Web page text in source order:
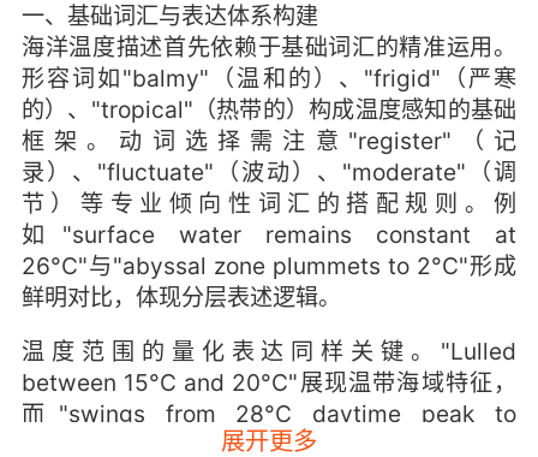
一、基础词汇与表达体系构建
海洋温度描述首先依赖于基础词汇的精准运用。
形容词如"balmy"（温和的）、"frigid"（严寒
的）、"tropical"（热带的）构成温度感知的基础
框架。动词选择需注意"register"（记
录）、"fluctuate"（波动）、"moderate"（调
节）等专业倾向性词汇的搭配规则。例
如"surface water remains constant at
26°C"与"abyssal zone plummets to 2°C"形成
鲜明对比，体现分层表述逻辑。
温度范围的量化表达同样关键。"Lulled
between 15°C and 20°C"展现温带海域特征，
而"swings from 28°C daytime peak to
midnight lows"则描绘昼夜温差。VIPKID教研团
展开更多